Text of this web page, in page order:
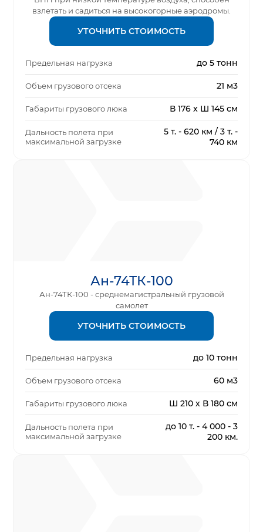
взлетать и садиться на высокогорные аэродромы.
УТОЧНИТЬ СТОИМОСТЬ
Предельная нагрузка до 5 тонн
Объем грузового отсека 21 м3
Габариты грузового люка В 176 x Ш 145 см
Дальность полета при
максимальной загрузке
5 т. - 620 км / 3 т. -
740 км
Ан-74ТК-100
Ан-74ТК-100 - среднемагистральный грузовой
самолет
УТОЧНИТЬ СТОИМОСТЬ
Предельная нагрузка до 10 тонн
Объем грузового отсека 60 м3
Габариты грузового люка Ш 210 х В 180 см
Дальность полета при
максимальной загрузке
до 10 т. - 4 000 - 3
200 км.